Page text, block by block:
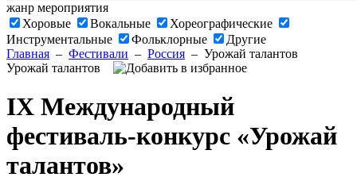
жанр мероприятия
Хоровые
Вокальные
Хореографические
Инструментальные
Фольклорные
Другие
Главная – Фестивали – Россия – Урожай талантов
Урожай талантов
IX Международный
фестиваль-конкурс «Урожай
талантов»